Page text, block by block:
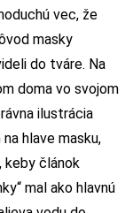
vec, že
masky
do tváre. Na
doma vo svojom
ilustrácia
hlave masku,
keby článok
mal ako hlavnú